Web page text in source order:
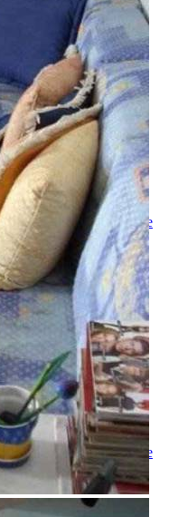
de UsoePolítica de
de Uso ePolítica de